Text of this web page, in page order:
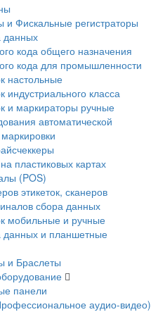
и Фискальные регистраторы
данных
кода общего назначения
кода для промышленности
настольные
индустриального класса
и маркираторы ручные
автоматической
пластиковых картах
(POS)
этикеток, сканеров
сбора данных
мобильные и ручные
и планшетные
и Браслеты
панели
аудио-видео)